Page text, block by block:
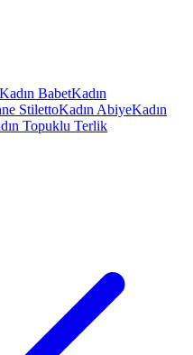
Kadın BabetKadın
StilettoKadın AbiyeKadın
Topuklu Terlik